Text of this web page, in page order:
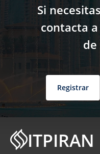
Si
contacta
Registrar
ITPIRAN